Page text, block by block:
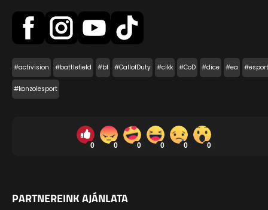
#activision #battlefield #bf #CallofDuty #cikk #CoD #dice #ea #esport
#konzolesport
0 0 0 0 0 0
PARTNEREINK AJÁNLATA